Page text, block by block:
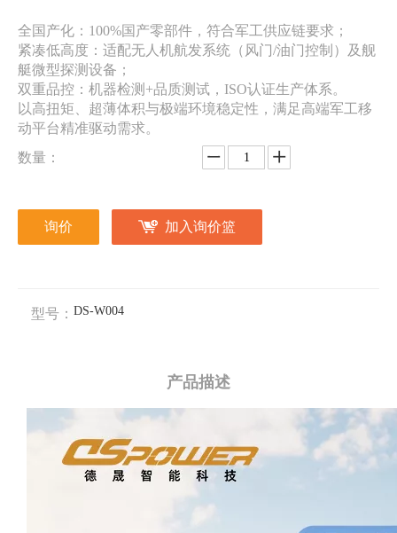
全国产化：100%国产零部件，符合军工供应链要求；
紧凑低高度：适配无人机航发系统（风门/油门控制）及舰
艇微型探测设备；
双重品控：机器检测+品质测试，ISO认证生产体系。
以高扭矩、超薄体积与极端环境稳定性，满足高端军工移
动平台精准驱动需求。
数量：
询价 加入询价篮
型号： DS-W004
产品描述